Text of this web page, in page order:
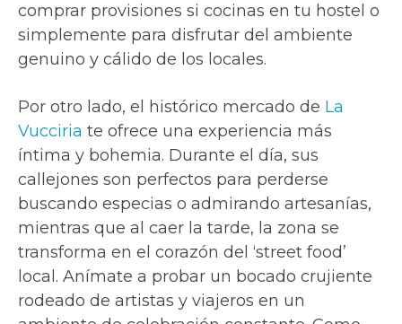
comprar provisiones si cocinas en tu hostel o
simplemente para disfrutar del ambiente
genuino y cálido de los locales.
Por otro lado, el histórico mercado de La
Vucciria te ofrece una experiencia más
íntima y bohemia. Durante el día, sus
callejones son perfectos para perderse
buscando especias o admirando artesanías,
mientras que al caer la tarde, la zona se
transforma en el corazón del ‘street food’
local. Anímate a probar un bocado crujiente
rodeado de artistas y viajeros en un